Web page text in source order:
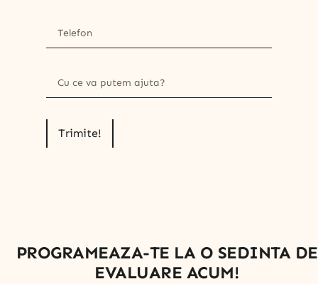
Trimite!
PROGRAMEAZA-TE LA O SEDINTA DE
EVALUARE ACUM!